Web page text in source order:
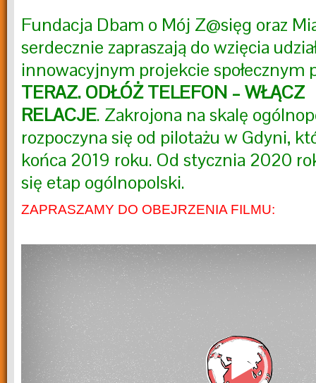
Fundacja Dbam o Mój Z@sięg oraz
serdecznie zapraszają do wzięcia
innowacyjnym projekcie społecznym
TERAZ. ODŁÓŻ TELEFON – WŁĄCZ
RELACJE. Zakrojona na skalę
rozpoczyna się od pilotażu w Gdyni,
końca 2019 roku. Od stycznia 2020
się etap ogólnopolski.
ZAPRASZAMY DO OBEJRZENIA FILMU:
Odtwarzacz
video